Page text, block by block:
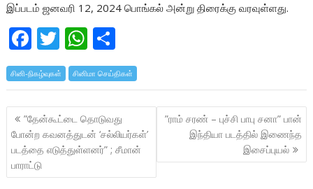
இப்படம் ஜனவரி 12, 2024 பொங்கல் அன்று திரைக்கு வரவுள்ளது.
F
ac
e
b
o
o
k
T
w
itt
er
W
h
at
s
A
p
p
h
ar
e
சினி-நிகழ்வுகள் சினிமா செய்திகள்
Post
navigation
”தேன்கூட்டை தொடுவது
போன்ற கவனத்துடன் ‘சல்லியர்கள்’
படத்தை எடுத்துள்ளனர்” ; சீமான்
பாராட்டு
”ராம் சரண் – புச்சி பாபு சனா” பான்
இந்தியா படத்தில் இணைந்த
இசைப்புயல்